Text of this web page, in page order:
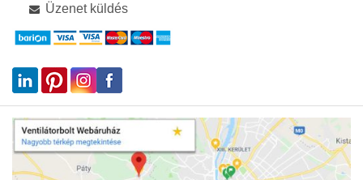
Üzenet küldés